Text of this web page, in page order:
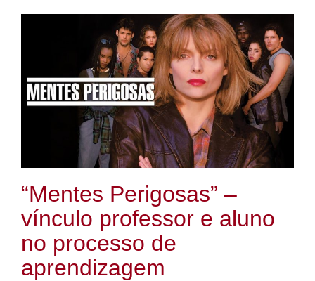
“Mentes Perigosas” –
vínculo professor e aluno
no processo de
aprendizagem